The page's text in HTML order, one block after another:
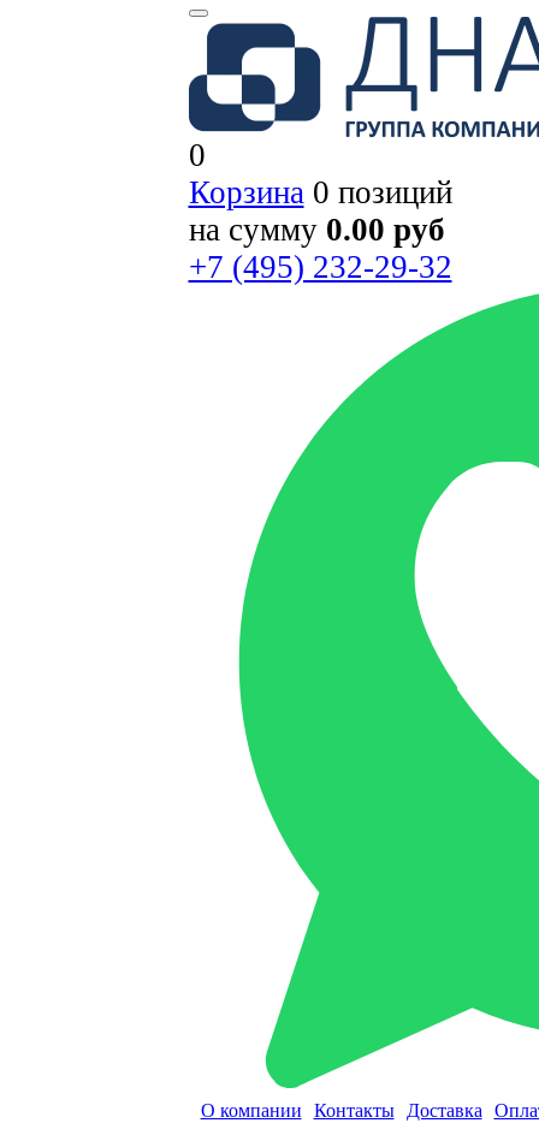
0
Корзина0 позиций
на сумму 0.00 руб
+7 (495) 232-29-32
О компании Контакты Доставка